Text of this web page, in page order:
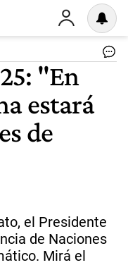
"En
estará
de
el Presidente
de Naciones
Mirá el